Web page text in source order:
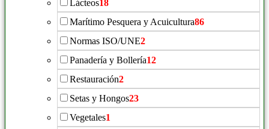
Lácteos18
Marítimo Pesquera y Acuicultura86
Normas ISO/UNE2
Panadería y Bollería12
Restauración2
Setas y Hongos23
Vegetales1